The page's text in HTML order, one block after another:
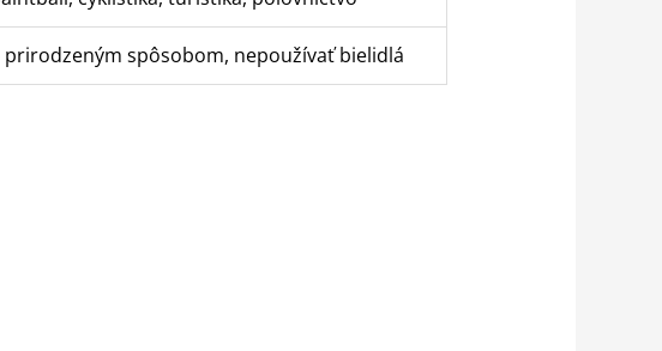
prirodzeným spôsobom, nepoužívať bielidlá